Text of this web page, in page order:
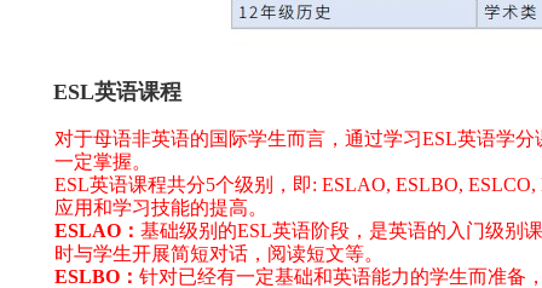
ESL英语课程
对于母语非英语的国际学生而言，通过学习ESL英语学
一定掌握。
ESL英语课程共分5个级别，即: ESLAO, ESLBO,
应用和学习技能的提高。
ESLAO： 基础级别的ESL英语阶段，是英语的入门级别
时与学生开展简短对话，阅读短文等。
ESLBO： 针对已经有一定基础和英语能力的学生而准备